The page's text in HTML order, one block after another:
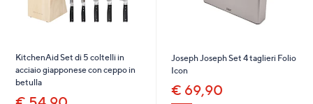
KitchenAid Set di 5 coltelli in
acciaio giapponese con ceppo in
betulla
Joseph Joseph Set 4 taglieri Folio
Icon
€ 69,90